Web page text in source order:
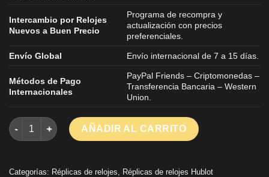
Intercambio por Relojes
Nuevos a Buen Precio
Programa de recompra y
actualización con precios
preferenciales.
Envío Global Envío internacional de 7 a 15 días.
Métodos de Pago
Internacionales
PayPal Friends – Criptomonedas –
Transferencia Bancaria – Western
Union.
Hublot Big Bang Unico Rainbow Las mejores réplicas de
AÑADIR AL CARRITO
Categorías: Réplicas de relojes Réplicas de relojes Hublot